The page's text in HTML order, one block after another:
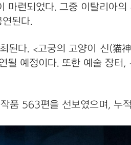
련되었다. 그중 이탈리아
된다.
다. <고궁의 고양이 신(猫
예정이다. 또한 예술 장터
품 563편을 선보였으며, 누